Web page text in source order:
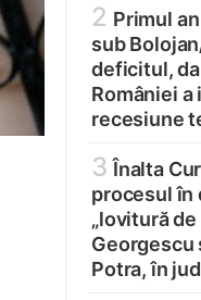
2 Primul
sub
deficitul,
României a
recesiune
3 Înalta
procesul în
„lovitură de
Georgescu
Potra, în